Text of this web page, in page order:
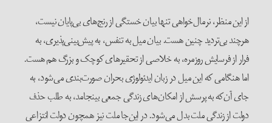
از این منظر، نرمال‌خواهی تنها بیان خستگی از رنج‌های بی‌پایان نیست،
هرچند بی‌تردید چنین هست. بیان میل به تنفس، به پیش‌بینی‌پذیری، به
فرار از فرسایش روزمره، به خلاصی از تحقیرهای کوچک و بزرگ هم هست.
اما هنگامی که این میل در زبان ایدئولوژی بحران صورت‌بندی می‌شود، به
جای آن‌که به پرسش از امکان‌های زندگی جمعی بینجامد، به طلب حذف
دولت از زندگی ملت بدل می‌شود. در این‌جا ملت نیز همچون دولت انتزاعی